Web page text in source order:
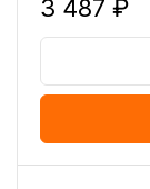
3 487 ₽